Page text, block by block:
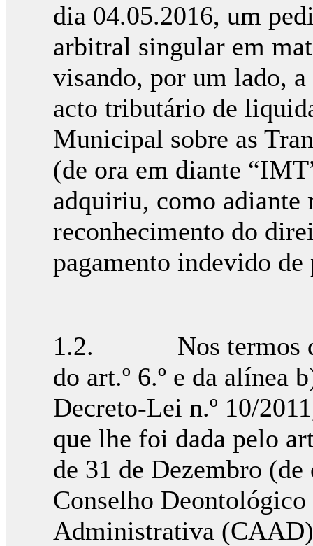
dia 04.05.2016, um
arbitral singular em
visando, por um lado,
acto tributário de
Municipal sobre as
(de ora em diante
adquiriu, como adiante
reconhecimento do
pagamento indevido
1.2. Nos termos do
do art.º 6.º e da alínea
Decreto-Lei n.º 10/
que lhe foi dada pelo
de 31 de Dezembro
Conselho
Administrativa